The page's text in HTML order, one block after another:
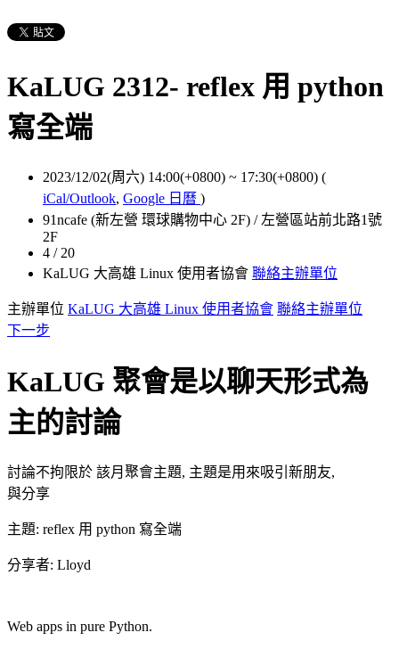
KaLUG 2312- reflex 用 python
寫全端
2023/12/02(周六) 14:00(+0800) ~ 17:30(+0800) (
iCal/Outlook, Google 日曆 )
91ncafe (新左營 環球購物中心 2F) / 左營區站前北路1號
2F
4 / 20
KaLUG 大高雄 Linux 使用者協會 聯絡主辦單位
主辦單位 KaLUG 大高雄 Linux 使用者協會 聯絡主辦單位
下一步
KaLUG 聚會是以聊天形式為
主的討論
討論不拘限於 該月聚會主題, 主題是用來吸引新朋友,
與分享
主題: reflex 用 python 寫全端
分享者: Lloyd
Web apps in pure Python.